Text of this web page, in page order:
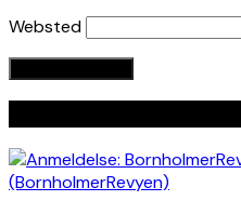
Websted